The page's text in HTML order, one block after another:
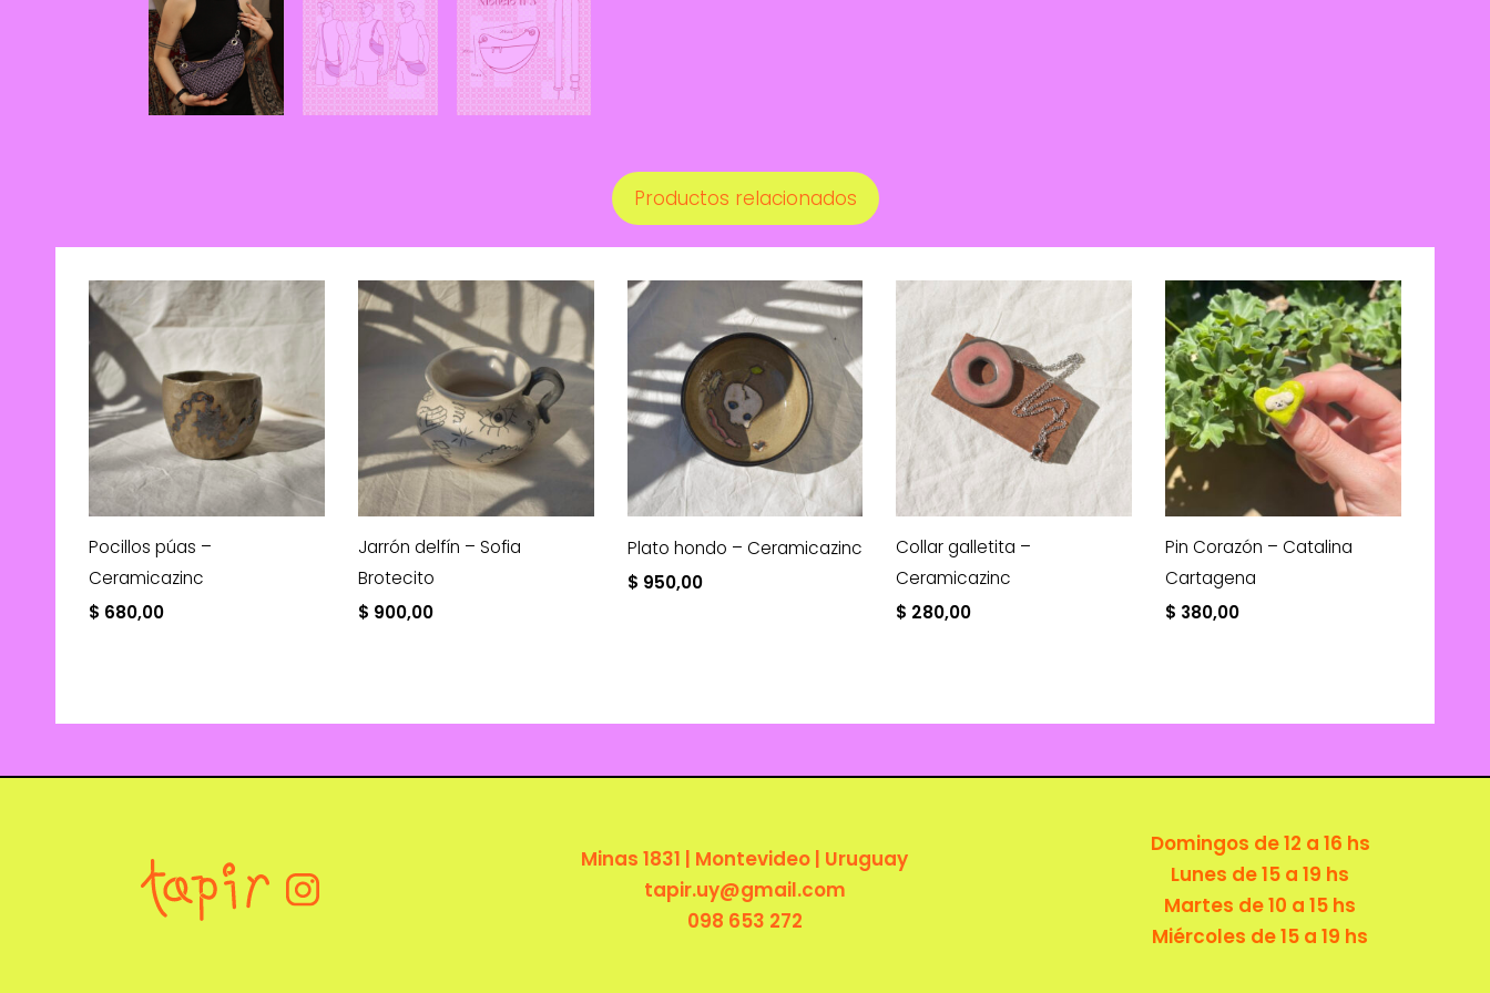
Productos relacionados
Pocillos púas –
Ceramicazinc
$ 680,00
Jarrón delfín – Sofia
Brotecito
$ 900,00
Plato hondo – Ceramicazinc
$ 950,00
Collar galletita –
Ceramicazinc
$ 280,00
Pin Corazón – Catalina
Cartagena
$ 380,00
Minas 1831 | Montevideo | Uruguay
tapir.uy@gmail.com
098 653 272
Domingos de 12 a 16 hs
Lunes de 15 a 19 hs
Martes de 10 a 15 hs
Miércoles de 15 a 19 hs